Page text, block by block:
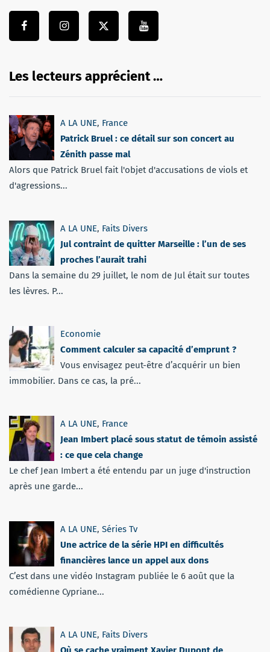
Les lecteurs apprécient …
A LA UNE, France
Patrick Bruel : ce détail sur son concert au
Zénith passe mal
Alors que Patrick Bruel fait l'objet d'accusations de viols et
d'agressions...
A LA UNE, Faits Divers
Jul contraint de quitter Marseille : l’un de ses
proches l’aurait trahi
Dans la semaine du 29 juillet, le nom de Jul était sur toutes
les lèvres. P...
Economie
Comment calculer sa capacité d’emprunt ?
Vous envisagez peut-être d’acquérir un bien
immobilier. Dans ce cas, la pré...
A LA UNE, France
Jean Imbert placé sous statut de témoin assisté
: ce que cela change
Le chef Jean Imbert a été entendu par un juge d'instruction
après une garde...
A LA UNE, Séries Tv
Une actrice de la série HPI en difficultés
financières lance un appel aux dons
C’est dans une vidéo Instagram publiée le 6 août que la
comédienne Cypriane...
A LA UNE, Faits Divers